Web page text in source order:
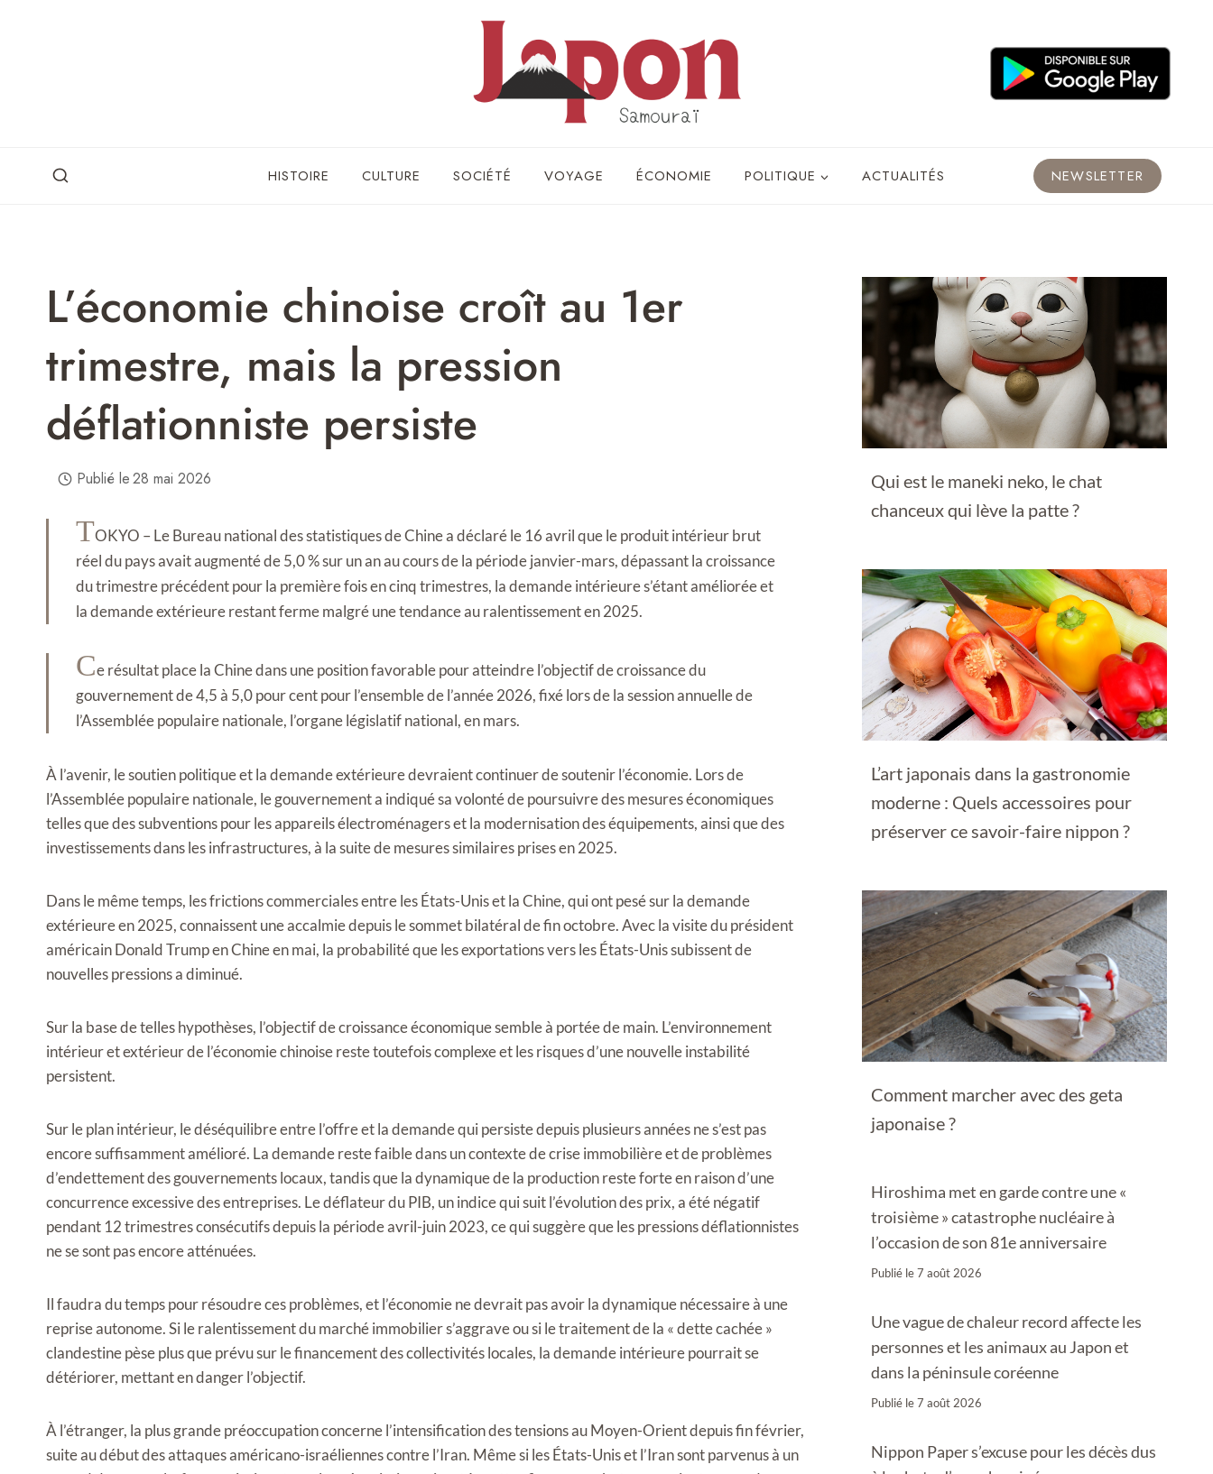
HISTOIRE CULTURE SOCIÉTÉ VOYAGE ÉCONOMIE POLITIQUE ACTUALITÉS NEWSLETTER
L’économie chinoise croît au 1er
trimestre, mais la pression
déflationniste persiste
Publié le28 mai 2026
TOKYO – Le Bureau national des statistiques de Chine a déclaré le 16 avril que le produit intérieur brut
réel du pays avait augmenté de 5,0 % sur un an au cours de la période janvier-mars, dépassant la croissance
du trimestre précédent pour la première fois en cinq trimestres, la demande intérieure s’étant améliorée et
la demande extérieure restant ferme malgré une tendance au ralentissement en 2025.
Ce résultat place la Chine dans une position favorable pour atteindre l’objectif de croissance du
gouvernement de 4,5 à 5,0 pour cent pour l’ensemble de l’année 2026, fixé lors de la session annuelle de
l’Assemblée populaire nationale, l’organe législatif national, en mars.
À l’avenir, le soutien politique et la demande extérieure devraient continuer de soutenir l’économie. Lors de
l’Assemblée populaire nationale, le gouvernement a indiqué sa volonté de poursuivre des mesures économiques
telles que des subventions pour les appareils électroménagers et la modernisation des équipements, ainsi que des
investissements dans les infrastructures, à la suite de mesures similaires prises en 2025.
Dans le même temps, les frictions commerciales entre les États-Unis et la Chine, qui ont pesé sur la demande
extérieure en 2025, connaissent une accalmie depuis le sommet bilatéral de fin octobre. Avec la visite du président
américain Donald Trump en Chine en mai, la probabilité que les exportations vers les États-Unis subissent de
nouvelles pressions a diminué.
Sur la base de telles hypothèses, l’objectif de croissance économique semble à portée de main. L’environnement
intérieur et extérieur de l’économie chinoise reste toutefois complexe et les risques d’une nouvelle instabilité
persistent.
Sur le plan intérieur, le déséquilibre entre l’offre et la demande qui persiste depuis plusieurs années ne s’est pas
encore suffisamment amélioré. La demande reste faible dans un contexte de crise immobilière et de problèmes
d’endettement des gouvernements locaux, tandis que la dynamique de la production reste forte en raison d’une
concurrence excessive des entreprises. Le déflateur du PIB, un indice qui suit l’évolution des prix, a été négatif
pendant 12 trimestres consécutifs depuis la période avril-juin 2023, ce qui suggère que les pressions déflationnistes
ne se sont pas encore atténuées.
Il faudra du temps pour résoudre ces problèmes, et l’économie ne devrait pas avoir la dynamique nécessaire à une
reprise autonome. Si le ralentissement du marché immobilier s’aggrave ou si le traitement de la « dette cachée »
clandestine pèse plus que prévu sur le financement des collectivités locales, la demande intérieure pourrait se
détériorer, mettant en danger l’objectif.
À l’étranger, la plus grande préoccupation concerne l’intensification des tensions au Moyen-Orient depuis fin février,
suite au début des attaques américano-israéliennes contre l’Iran. Même si les États-Unis et l’Iran sont parvenus à un
Qui est le maneki neko, le chat
chanceux qui lève la patte ?
L’art japonais dans la gastronomie
moderne : Quels accessoires pour
préserver ce savoir-faire nippon ?
Comment marcher avec des geta
japonaise ?
Hiroshima met en garde contre une «
troisième » catastrophe nucléaire à
l’occasion de son 81e anniversaire
Publié le7 août 2026
Une vague de chaleur record affecte les
personnes et les animaux au Japon et
dans la péninsule coréenne
Publié le7 août 2026
Nippon Paper s’excuse pour les décès dus